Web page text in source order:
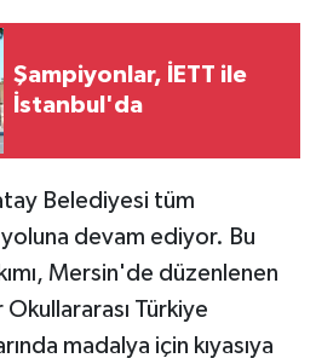
Şampiyonlar, İETT ile
İstanbul'da
Belediyesi tüm
devam ediyor. Bu
Mersin'de düzenlenen
Türkiye
madalya için kıyasıya